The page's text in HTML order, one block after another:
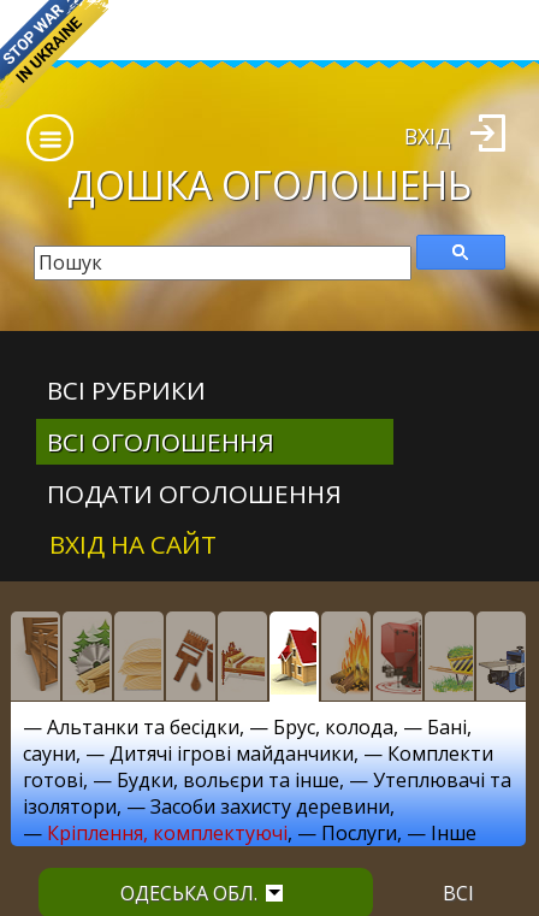
ДОШКАОГОЛОШЕНЬ
ВХІД
ВСІ РУБРИКИ
ВСІ ОГОЛОШЕННЯ
ПОДАТИ ОГОЛОШЕННЯ
ВХІД НА САЙТ
—Альтанки та бесідки, — Брус, колода, — Бані,
сауни, —Дитячі ігрові майданчики, —Комплекти
готові, —Будки, вольєри та інше, —Утеплювачі та
ізолятори, —Засоби захисту деревини,
—Кріплення, комплектуючі, —Послуги, —Інше
ОДЕСЬКА ОБЛ. ВСІ